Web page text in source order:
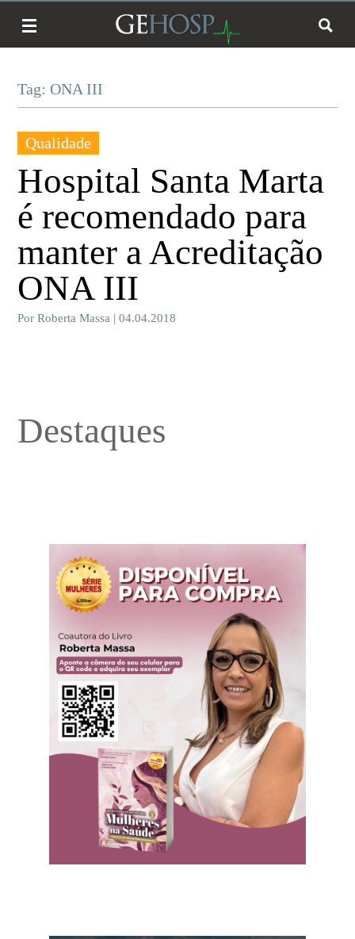
Tag: ONA III
Qualidade
Hospital Santa Marta
é recomendado para
manter a Acreditação
ONA III
Por Roberta Massa | 04.04.2018
Destaques